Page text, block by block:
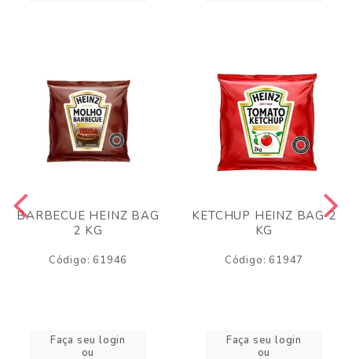
BARBECUE HEINZ BAG
2 KG
Código: 61946
Faça seu login
ou
KETCHUP HEINZ BAG 2
KG
Código: 61947
Faça seu login
ou